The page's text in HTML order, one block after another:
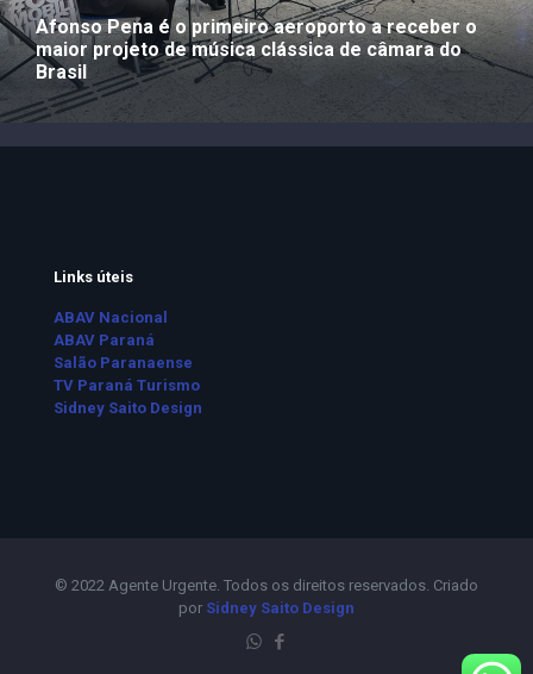
Afonso Pena é o primeiro aeroporto a receber o
maior projeto de música clássica de câmara do
Brasil
Links úteis
ABAV Nacional
ABAV Paraná
Salão Paranaense
TV Paraná Turismo
Sidney Saito Design
© 2022 Agente Urgente. Todos os direitos reservados. Criado
por Sidney Saito Design